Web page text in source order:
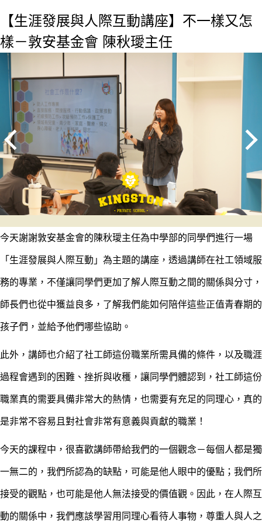
【生涯發展與人際互動講座】不一樣又怎
樣－敦安基金會 陳秋璦主任
今天謝謝敦安基金會的陳秋璦主任為中學部的同學們進行一場
「生涯發展與人際互動」為主題的講座，透過講師在社工領域服
務的專業，不僅讓同學們更加了解人際互動之間的關係與分寸，
師長們也從中獲益良多，了解我們能如何陪伴這些正值青春期的
孩子們，並給予他們哪些協助。
此外，講師也介紹了社工師這份職業所需具備的條件，以及職涯
過程會遇到的困難、挫折與收穫，讓同學們體認到，社工師這份
職業真的需要具備非常大的熱情，也需要有充足的同理心，真的
是非常不容易且對社會非常有意義與貢獻的職業！
今天的課程中，很喜歡講師帶給我們的一個觀念－每個人都是獨
一無二的，我們所認為的缺點，可能是他人眼中的優點；我們所
接受的觀點，也可能是他人無法接受的價值觀。因此，在人際互
動的關係中，我們應該學習用同理心看待人事物，尊重人與人之